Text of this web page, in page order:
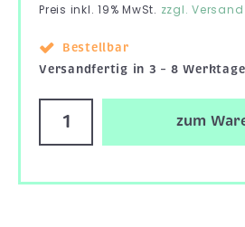
Preis inkl. 19% MwSt. zzgl. Versand
Bestellbar
Versandfertig in 3 – 8
zum